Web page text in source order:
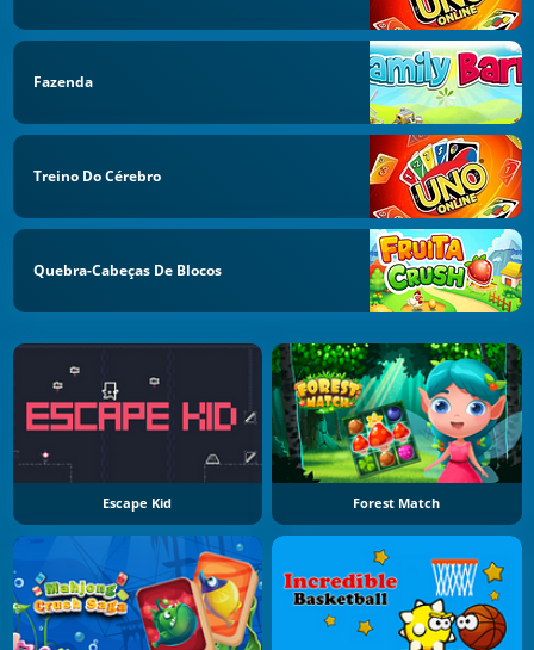
Fazenda
Treino Do Cérebro
Quebra-Cabeças De Blocos
Escape Kid Forest Match